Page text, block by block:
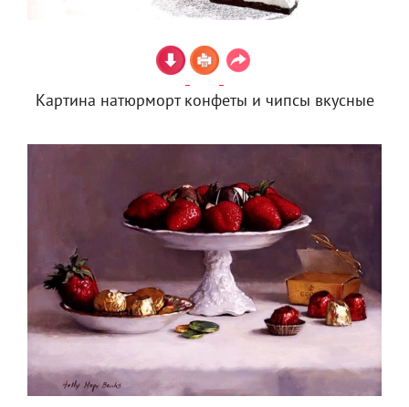
Картина натюрморт конфеты и чипсы вкусные